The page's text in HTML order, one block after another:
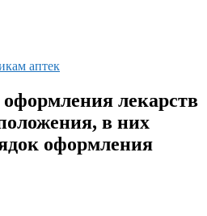
аптек
лекарств
в них
оформления